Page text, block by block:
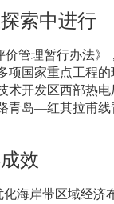
索中进行
管理暂行办法》
国家重点工程
开发区西部热
青岛—红其拉甫
效
海岸带区域经